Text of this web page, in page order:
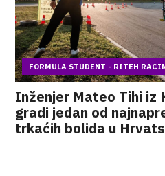
FORMULA STUDENT - RITEH
Inženjer Mateo Tihi iz
gradi jedan od
trkaćih bolida u